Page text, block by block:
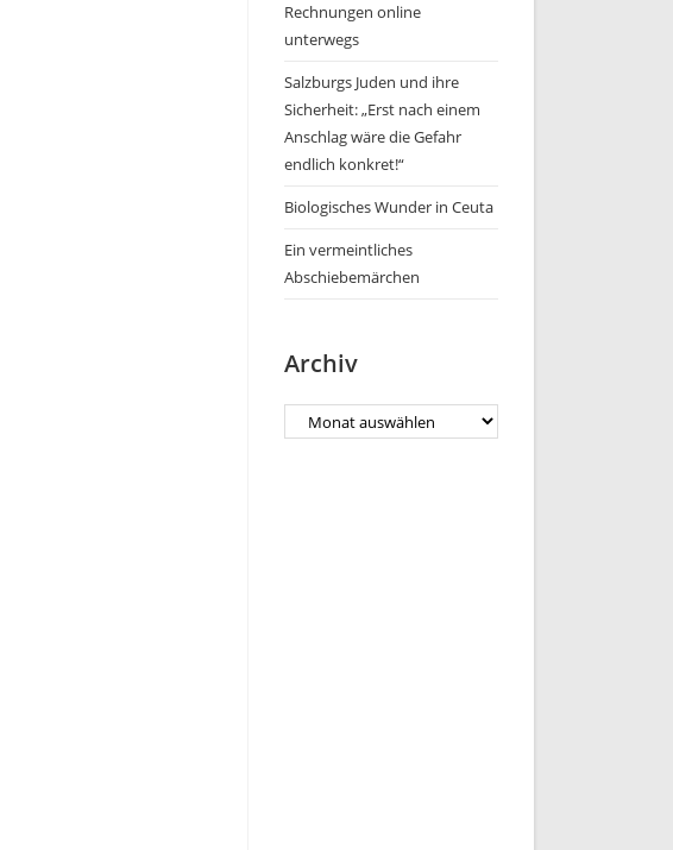
Rechnungen online
unterwegs
Salzburgs Juden und ihre
Sicherheit: „Erst nach einem
Anschlag wäre die Gefahr
endlich konkret!“
Biologisches Wunder in Ceuta
Ein vermeintliches
Abschiebemärchen
Archiv
Archiv